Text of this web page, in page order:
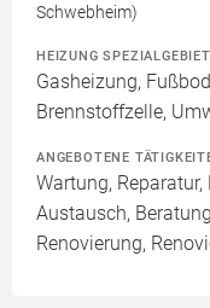
Schwebheim)
HEIZUNG
Gasheizung,
Brennstoffzelle,
ANGEBOTENE
Wartung,
Austausch,
Renovierung,